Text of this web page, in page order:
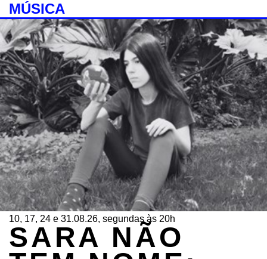
MÚSICA
10, 17, 24 e 31.08.26, segundas às 20h
SARA NÃO